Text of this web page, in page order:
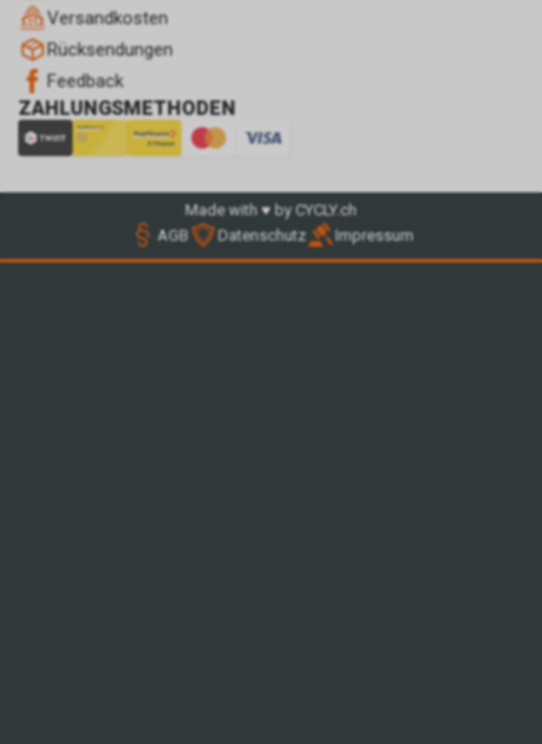
Versandkosten
Rücksendungen
Feedback
ZAHLUNGSMETHODEN
Made with ♥ by CYCLY.ch
AGB
Datenschutz Impressum